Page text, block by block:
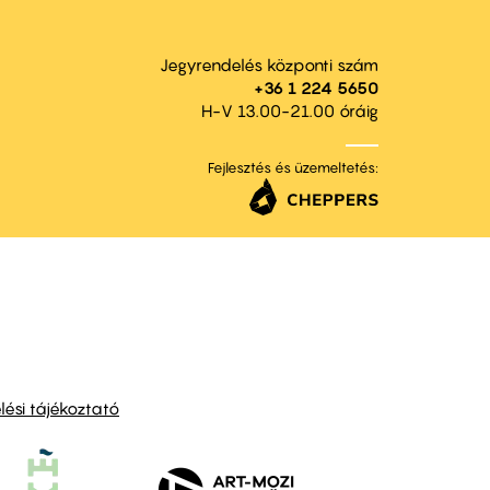
Jegyrendelés központi szám
+36 1 224 5650
H-V 13.00-21.00 óráig
Fejlesztés és üzemeltetés:
tájékoztató